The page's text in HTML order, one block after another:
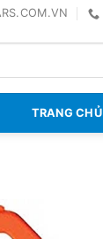
TRANG CHỦ